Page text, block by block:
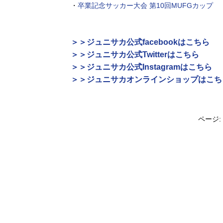
・ 卒業記念サッカー大会 第10回MUFGカップ
＞＞ジュニサカ公式facebookはこちら
＞＞ジュニサカ公式Twitterはこちら
＞＞ジュニサカ公式Instagramはこちら
＞＞ジュニサカオンラインショップはこち
ページ: